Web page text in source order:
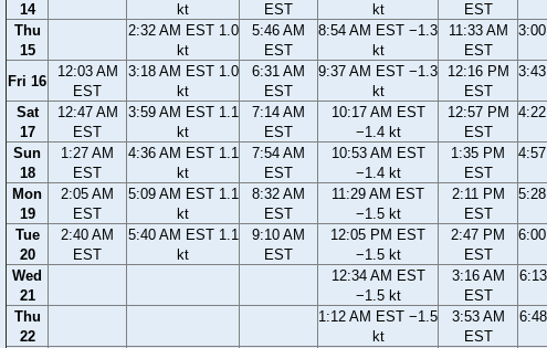
14
kt
EST
kt
EST
Thu
15
2:32 AM EST 1.0
kt
5:46 AM
EST
8:54 AM EST −1.3
kt
11:33 AM
EST
Fri 16
12:03 AM
EST
3:18 AM EST 1.0
kt
6:31 AM
EST
9:37 AM EST −1.3
kt
12:16 PM
EST
Sat
17
12:47 AM
EST
3:59 AM EST 1.1
kt
7:14 AM
EST
10:17 AM EST
−1.4 kt
12:57 PM
EST
Sun
18
1:27 AM
EST
4:36 AM EST 1.1
kt
7:54 AM
EST
10:53 AM EST
−1.4 kt
1:35 PM
EST
Mon
19
2:05 AM
EST
5:09 AM EST 1.1
kt
8:32 AM
EST
11:29 AM EST
−1.5 kt
2:11 PM
EST
Tue
20
2:40 AM
EST
5:40 AM EST 1.1
kt
9:10 AM
EST
12:05 PM EST
−1.5 kt
2:47 PM
EST
Wed
21
12:34 AM EST
−1.5 kt
3:16 AM
EST
Thu
22
1:12 AM EST −1.5
kt
3:53 AM
EST